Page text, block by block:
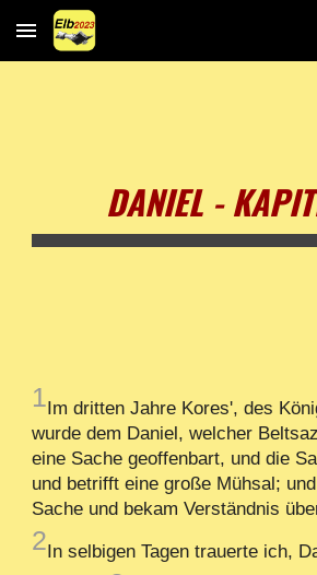
Skip to main content
DANIEL -
1Im dritten Jahre Kores', des
wurde dem Daniel, welcher
eine Sache geoffenbart, und die
und betrifft eine große Mühsal;
Sache und bekam Verständnis
2In selbigen Tagen trauerte ich,